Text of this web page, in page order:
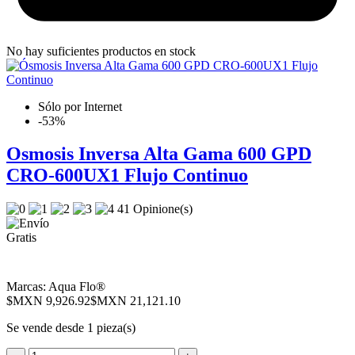
No hay suficientes productos en stock
Sólo por Internet
-53%
Osmosis Inversa Alta Gama 600 GPD
CRO-600UX1 Flujo Continuo
41 Opinione(s)
Marcas: Aqua Flo®
$MXN 9,926.92$MXN 21,121.10
Se vende desde 1 pieza(s)